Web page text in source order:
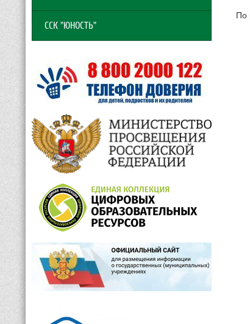
ССК "ЮНОСТЬ"
По